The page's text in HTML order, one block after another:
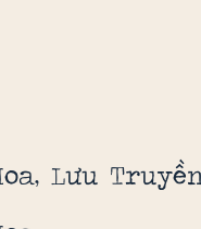
Lưu